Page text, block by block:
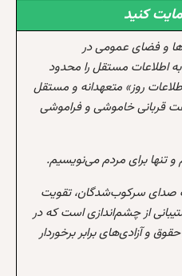
کنید
و فضای عمومی در
اطلاعات مستقل را محدود
روز» متعهدانه و مستقل
قربانی خاموشی و فراموشی
تنها برای مردم می‌نویسیم.
صدای سرکوب‌شدگان، تقویت
از چشم‌اندازی است که در
و آزادی‌های برابر برخوردار